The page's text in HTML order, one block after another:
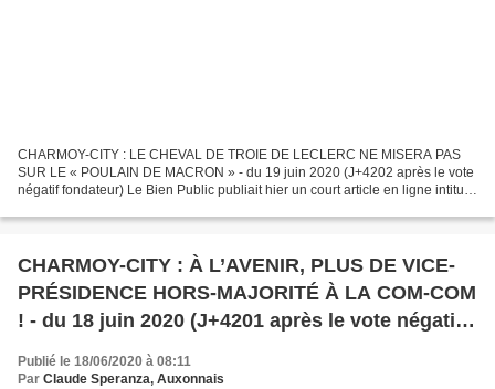
CHARMOY-CITY : LE CHEVAL DE TROIE DE LECLERC NE MISERA PAS
SUR LE « POULAIN DE MACRON » - du 19 juin 2020 (J+4202 après le vote
négatif fondateur) Le Bien Public publiait hier un court article en ligne intitulé
CHARMOY-CITY : À L’AVENIR, PLUS DE VICE-
PRÉSIDENCE HORS-MAJORITÉ À LA COM-COM
! - du 18 juin 2020 (J+4201 après le vote négatif
fondateur)
Publié le 18/06/2020 à 08:11
Par Claude Speranza, Auxonnais